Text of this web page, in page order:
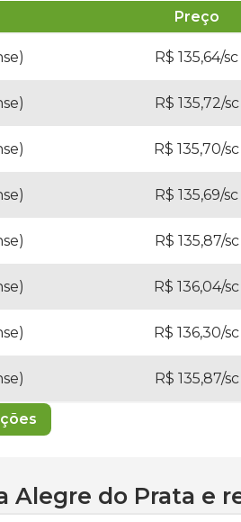
Preço
R$ 135,64/sc
R$ 135,72/sc
R$ 135,70/sc
R$ 135,69/sc
R$ 135,87/sc
R$ 136,04/sc
R$ 136,30/sc
R$ 135,87/sc
Alegre do Prata e